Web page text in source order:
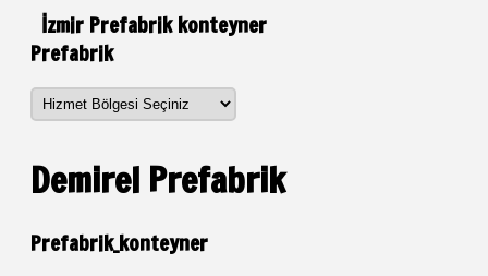
İzmir Prefabrik konteyner
Prefabrik
Demirel Prefabrik
Prefabrik_konteyner